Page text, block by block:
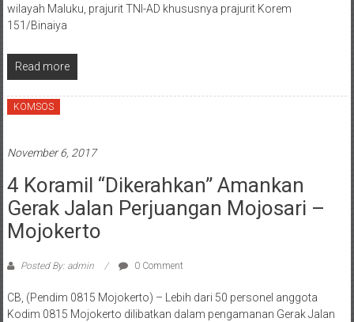
wilayah Maluku, prajurit TNI-AD khususnya prajurit Korem
151/Binaiya
Read more
KOMSOS
November 6, 2017
4 Koramil “Dikerahkan” Amankan
Gerak Jalan Perjuangan Mojosari –
Mojokerto
Posted By: admin 0 Comment
CB, (Pendim 0815 Mojokerto) – Lebih dari 50 personel anggota
Kodim 0815 Mojokerto dilibatkan dalam pengamanan Gerak Jalan